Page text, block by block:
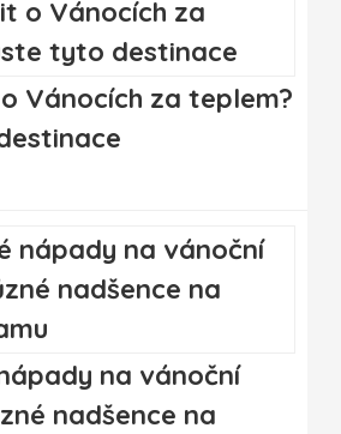
Vánocích za teplem?
na vánoční
nadšence na